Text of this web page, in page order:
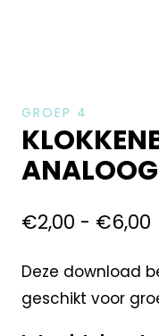
GROEP 4
ANALOOG
€2,00 - €6,00
Deze download
geschikt voor